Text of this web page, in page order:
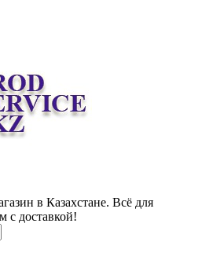
в Казахстане. Всё для
с доставкой!